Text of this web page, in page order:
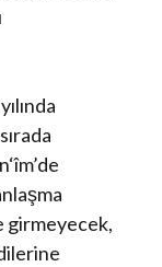
girmeyecek,